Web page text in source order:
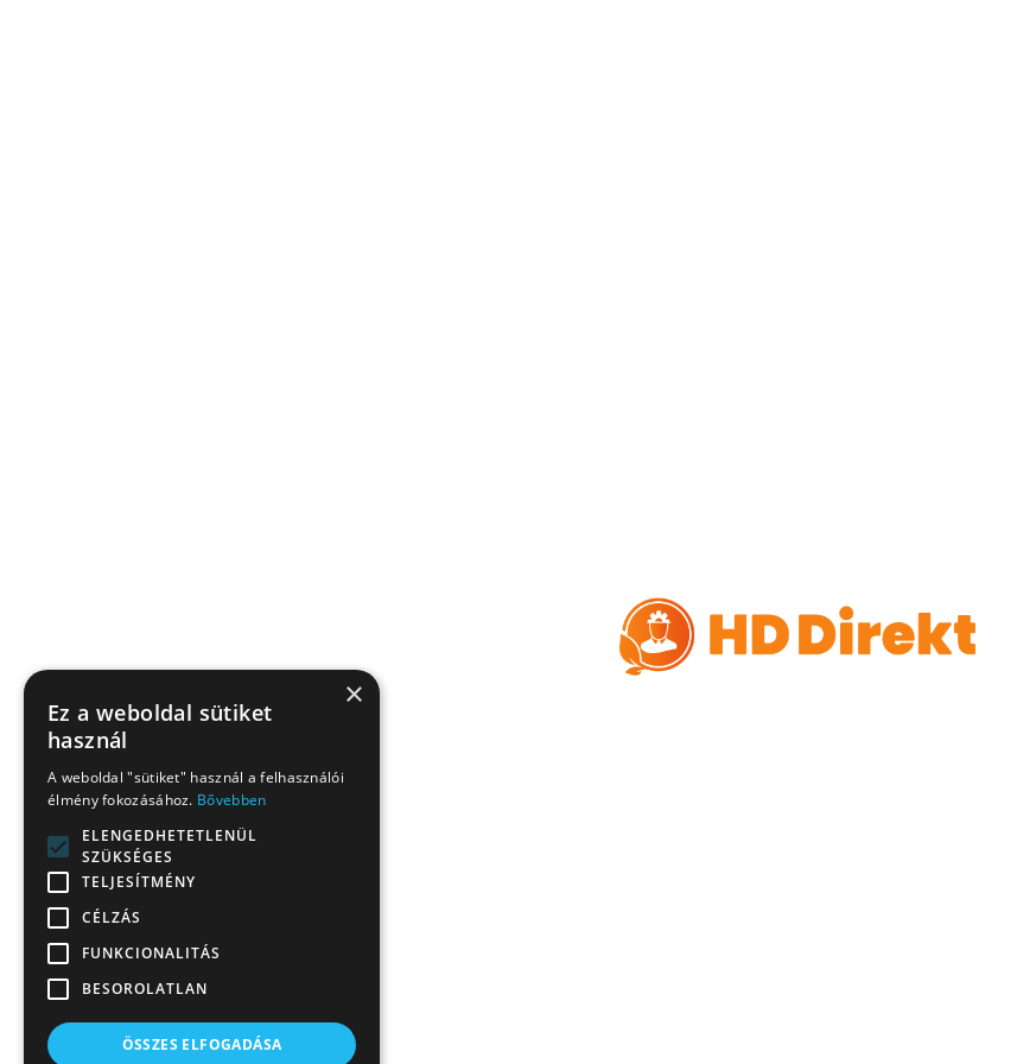
×
Ez a weboldal sütiket
használ
A weboldal "sütiket" használ a felhasználói
élmény fokozásához. Bővebben
ELENGEDHETETLENÜL
SZÜKSÉGES
TELJESÍTMÉNY
CÉLZÁS
FUNKCIONALITÁS
BESOROLATLAN
ÖSSZES ELFOGADÁSA